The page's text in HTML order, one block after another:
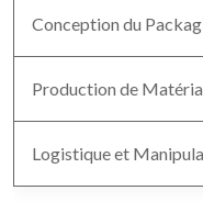
Conception du
Production de
Logistique et